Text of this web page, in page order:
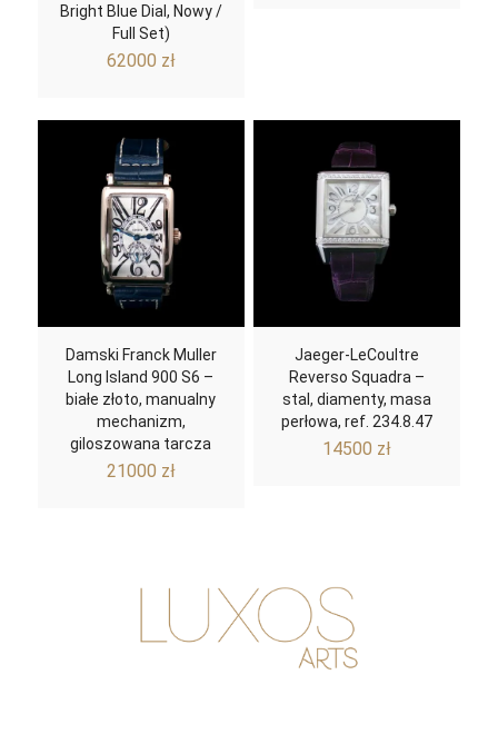
Bright Blue Dial, Nowy /
Full Set)
62000 zł
Damski Franck Muller
Long Island 900 S6 –
białe złoto, manualny
mechanizm,
giloszowana tarcza
21000 zł
Jaeger-LeCoultre
Reverso Squadra –
stal, diamenty, masa
perłowa, ref. 234.8.47
14500 zł